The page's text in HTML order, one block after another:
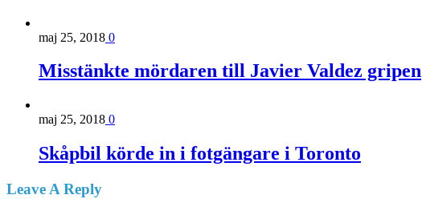
maj 25, 2018 0
Misstänkte mördaren till Javier Valdez gripen
maj 25, 2018 0
Skåpbil körde in i fotgängare i Toronto
Leave A Reply